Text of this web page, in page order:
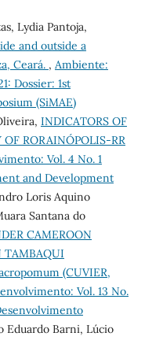
Lydia Pantoja,
and outside a
Ceará. , Ambiente:
Dossier: 1st
(SiMAE)
INDICATORS OF
RORAINÓPOLIS-RR
Vol. 4 No. 1
and Development
Loris Aquino
Santana do
CAMEROON
TAMBAQUI
(CUVIER,
Vol. 13 No.
Eduardo Barni, Lúcio